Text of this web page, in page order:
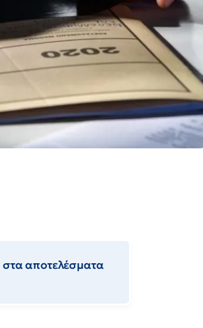
στα αποτελέσματα